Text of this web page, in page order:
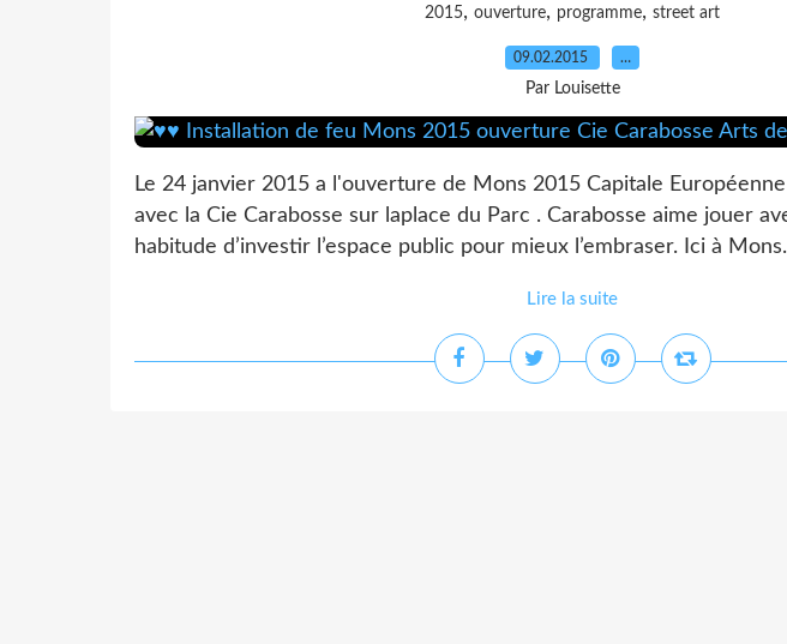
2015, ouverture, programme, street art
09.02.2015 …
Par Louisette
Le 24 janvier 2015 a l'ouverture de Mons 2015 Capitale
avec la Cie Carabosse sur laplace du Parc . Carabosse aime jouer
habitude d’investir l’espace public pour mieux l’embraser. Ici à
Lire la suite